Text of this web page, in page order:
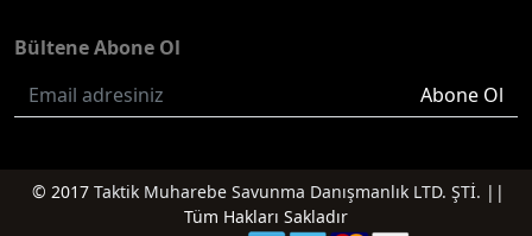
Bültene Abone Ol
Abone Ol
© 2017 Taktik Muharebe Savunma Danışmanlık LTD. ŞTİ. ||
Tüm Hakları Sakladır